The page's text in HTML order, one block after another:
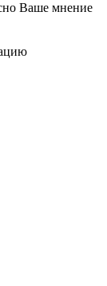
Ваше мнение